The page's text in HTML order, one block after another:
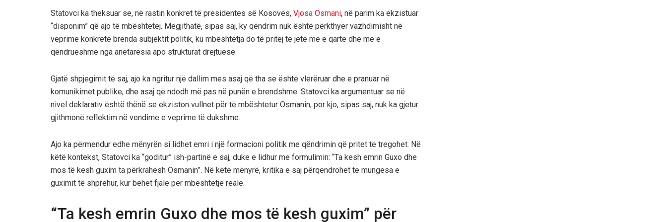
Statovci ka theksuar se, në rastin konkret të presidentes së Kosovës, Vjosa Osmani, në parim ka ekzistuar
“disponim” që ajo të mbështetej. Megjithatë, sipas saj, ky qëndrim nuk është përkthyer vazhdimisht në
veprime konkrete brenda subjektit politik, ku mbështetja do të pritej të jetë më e qartë dhe më e
qëndrueshme nga anëtarësia apo strukturat drejtuese.
Gjatë shpjegimit të saj, ajo ka ngritur një dallim mes asaj që tha se është vlerëruar dhe e pranuar në
komunikimet publike, dhe asaj që ndodh më pas në punën e brendshme. Statovci ka argumentuar se në
nivel deklarativ është thënë se ekziston vullnet për të mbështetur Osmanin, por kjo, sipas saj, nuk ka gjetur
gjithmonë reflektim në vendime e veprime të dukshme.
Ajo ka përmendur edhe mënyrën si lidhet emri i një formacioni politik me qëndrimin që pritet të tregohet. Në
këtë kontekst, Statovci ka “goditur” ish-partinë e saj, duke e lidhur me formulimin: “Ta kesh emrin Guxo dhe
mos të kesh guxim ta përkrahësh Osmanin”. Në këtë mënyrë, kritika e saj përqendrohet te mungesa e
guximit të shprehur, kur bëhet fjalë për mbështetje reale.
“Ta kesh emrin Guxo dhe mos të kesh guxim” për